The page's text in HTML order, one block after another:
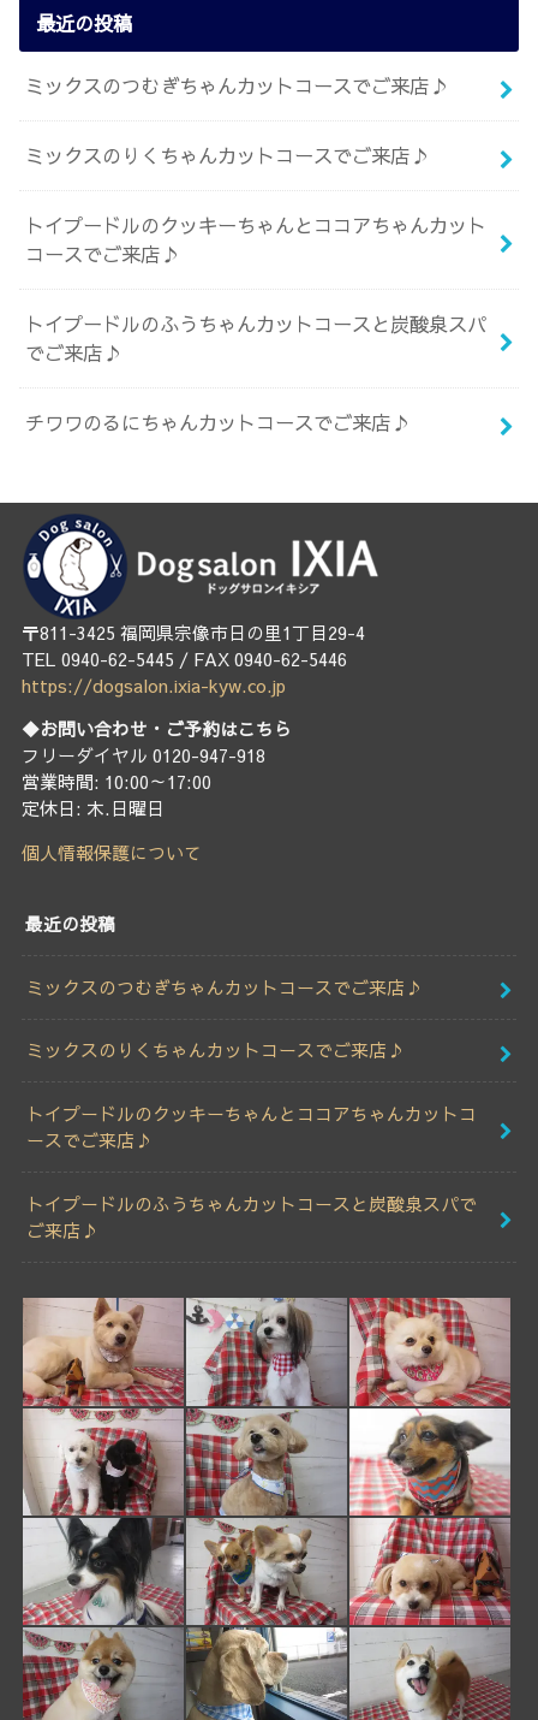
最近の投稿
ミックスのつむぎちゃんカットコースでご来店♪
ミックスのりくちゃんカットコースでご来店♪
トイプードルのクッキーちゃんとココアちゃんカット
コースでご来店♪
トイプードルのふうちゃんカットコースと炭酸泉スパ
でご来店♪
チワワのるにちゃんカットコースでご来店♪
〒811-3425 福岡県宗像市日の里1丁目29-4
TEL 0940-62-5445 / FAX 0940-62-5446
https://dogsalon.ixia-kyw.co.jp
◆お問い合わせ・ご予約はこちら
フリーダイヤル 0120-947-918
営業時間: 10:00～17:00
定休日: 木.日曜日
個人情報保護について
最近の投稿
ミックスのつむぎちゃんカットコースでご来店♪
ミックスのりくちゃんカットコースでご来店♪
トイプードルのクッキーちゃんとココアちゃんカットコ
ースでご来店♪
トイプードルのふうちゃんカットコースと炭酸泉スパで
ご来店♪